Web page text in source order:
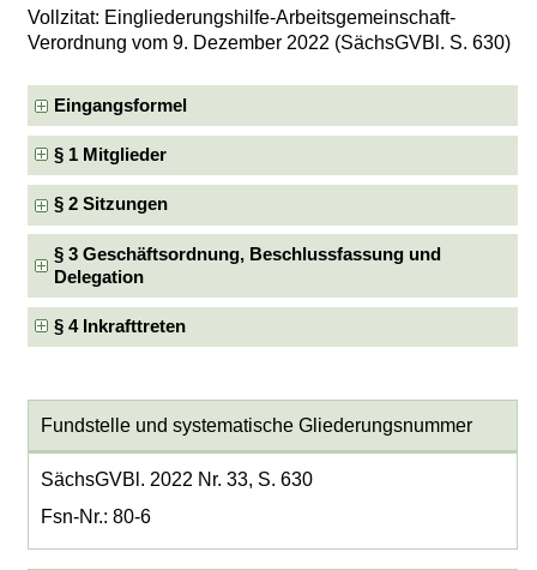
Vollzitat: Eingliederungshilfe-Arbeitsgemeinschaft-
Verordnung vom 9. Dezember 2022 (SächsGVBl. S. 630)
Eingangsformel
§ 1 Mitglieder
§ 2 Sitzungen
§ 3 Geschäftsordnung, Beschlussfassung und
Delegation
§ 4 Inkrafttreten
Fundstelle und systematische Gliederungsnummer
SächsGVBl. 2022 Nr. 33, S. 630
Fsn-Nr.: 80-6